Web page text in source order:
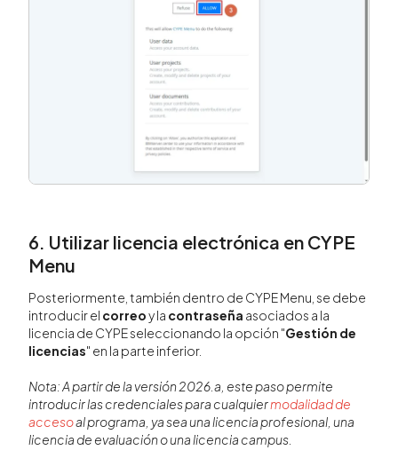
6. Utilizar licencia electrónica en CYPE
Menu
Posteriormente, también dentro de CYPE Menu, se debe
introducir el correoy la contraseña asociados a la
licencia de CYPE seleccionando la opción "Gestión de
licencias" en la parte inferior.
Nota:A partir de la versión 2026.a, este paso permite
introducir las credenciales para cualquiermodalidad de
accesoal programa, ya sea una licencia profesional, una
licencia de evaluación o una licencia campus.